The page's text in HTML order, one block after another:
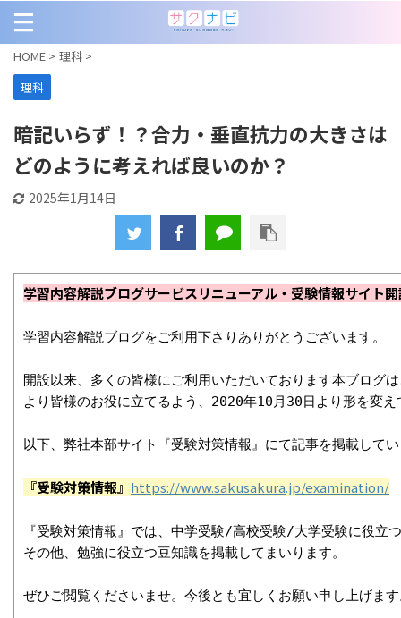
HOME > 理科 >
理科
暗記いらず！？合力・垂直抗力の大きさは
どのように考えれば良いのか？
2025年1月14日
学習内容解説ブログサービスリニューアル・受験情報サイト
学習内容解説ブログをご利用下さりありがとうございます。
開設以来、多くの皆様にご利用いただいております本ブログ
より皆様のお役に立てるよう、2020年10月30日より形を変
以下、弊社本部サイト『受験対策情報』にて記事を掲載して
『受験対策情報』 https://www.sakusakura.jp/examination/
『受験対策情報』では、中学受験/高校受験/大学受験に役立
その他、勉強に役立つ豆知識を掲載してまいります。
ぜひご閲覧くださいませ。今後とも宜しくお願い申し上げま